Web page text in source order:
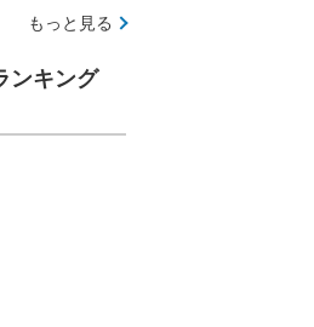
もっと見る
ンキング